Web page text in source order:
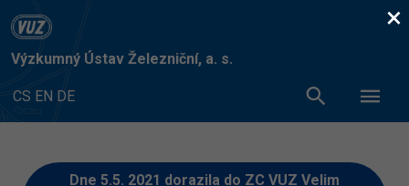
Výzkumný Ústav Železniční, a. s.
CS EN DE
Dne 5.5. 2021 dorazila do ZC VUZ Velim
×